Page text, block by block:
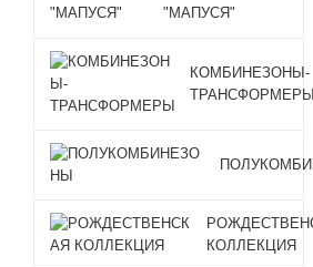
"МАПУСЯ"
КОМБИНЕЗОНЫ-
ТРАНСФОРМЕРЫ
КОЛЛЕКЦИЯ